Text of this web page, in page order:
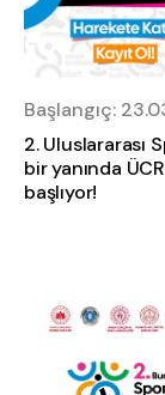
Başlangıç:
2. Uluslararası
bir yanında
başlıyor!